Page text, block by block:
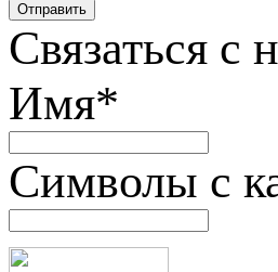
Связаться с
Имя*
Символы с